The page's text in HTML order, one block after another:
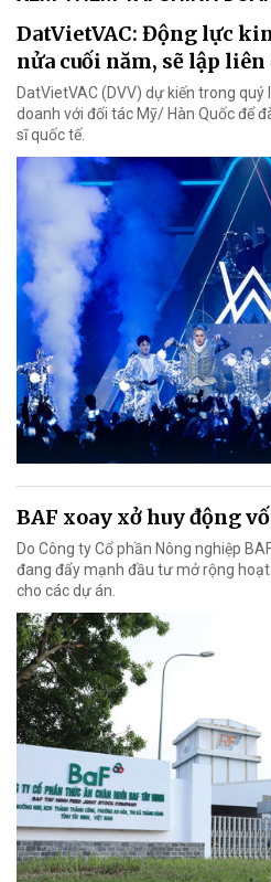
DatVietVAC: Động lực
nửa cuối năm, sẽ lập
DatVietVAC (DVV) dự kiến trong quý
doanh với đối tác Mỹ/ Hàn Quốc để
sĩ quốc tế.
BAF xoay xở huy động
Do Công ty Cổ phần Nông nghiệp
đang đẩy mạnh đầu tư mở rộng
cho các dự án.